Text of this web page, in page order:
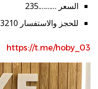
السعر ……….235
للحجز والاستفسار 01008243210
https://t.me/hoby_03